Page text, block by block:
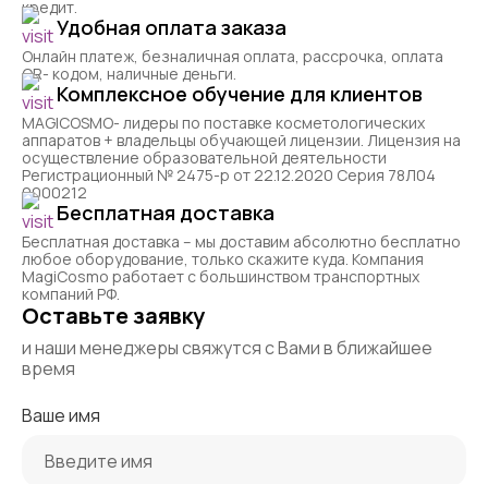
кредит.
Удобная оплата заказа
Онлайн платеж, безналичная оплата, рассрочка, оплата
QR- кодом, наличные деньги.
Комплексное обучение для клиентов
MAGICOSMO- лидеры по поставке косметологических
аппаратов + владельцы обучающей лицензии. Лицензия на
осуществление образовательной деятельности
Регистрационный № 2475-р от 22.12.2020 Серия 78Л04
0000212
Бесплатная доставка
Бесплатная доставка – мы доставим абсолютно бесплатно
любое оборудование, только скажите куда. Компания
MagiCosmo работает с большинством транспортных
компаний РФ.
Оставьте заявку
и наши менеджеры свяжутся с Вами в ближайшее
время
Ваше имя